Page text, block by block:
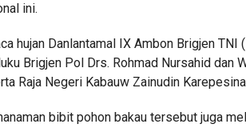
ini.
hujan Danlantamal IX Ambon Brigjen
Brigjen Pol Drs. Rohmad Nursahid dan
Raja Negeri Kabauw Zainudin Karepesina
bibit pohon bakau tersebut juga